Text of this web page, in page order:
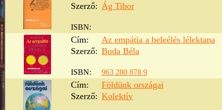
Szerző: Ág Tibor
ISBN:
Cím:
Az empátia a beleélés lélektana
Szerző: Buda Béla
ISBN: 963 280 878 9
Cím:
Földünk országai
Szerző: Kolektív